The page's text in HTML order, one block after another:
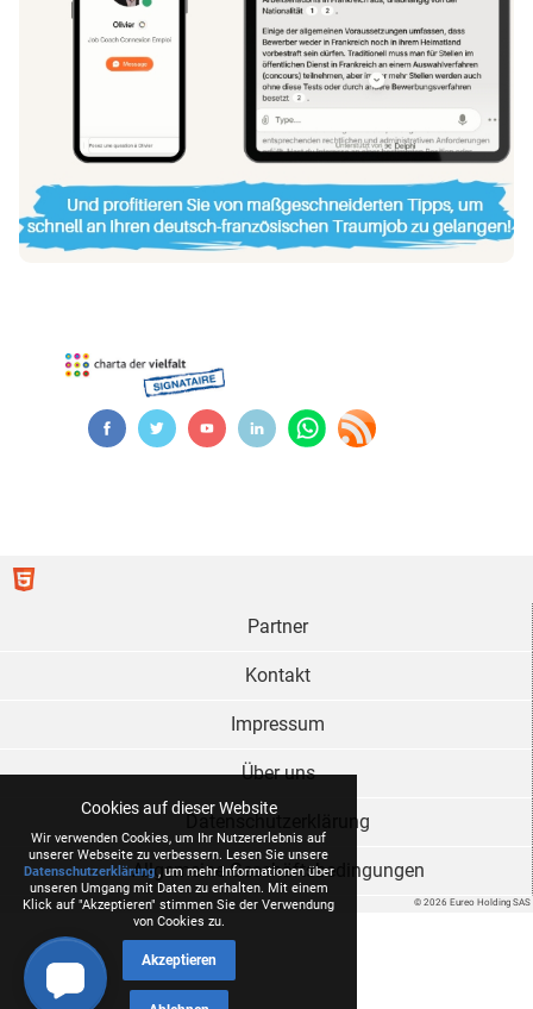
Cookies auf dieser Website
Wir verwenden Cookies, um Ihr Nutzererlebnis auf
unserer Webseite zu verbessern. Lesen Sie unsere
Datenschutzerklärung, um mehr Informationen über
unseren Umgang mit Daten zu erhalten. Mit einem
Klick auf "Akzeptieren" stimmen Sie der Verwendung
von Cookies zu.
Akzeptieren
© 2026 Eureo Holding SAS
Partner
Kontakt
Impressum
Über uns
Datenschutzerklärung
Allgemeine Geschäftsbedingungen